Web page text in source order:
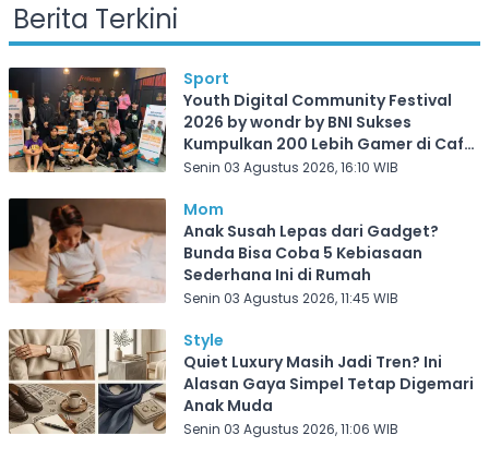
Berita Terkini
Sport
Youth Digital Community Festival
2026 by wondr by BNI Sukses
Kumpulkan 200 Lebih Gamer di Cafe
Frekuensi Depok
Senin 03 Agustus 2026, 16:10 WIB
Mom
Anak Susah Lepas dari Gadget?
Bunda Bisa Coba 5 Kebiasaan
Sederhana Ini di Rumah
Senin 03 Agustus 2026, 11:45 WIB
Style
Quiet Luxury Masih Jadi Tren? Ini
Alasan Gaya Simpel Tetap Digemari
Anak Muda
Senin 03 Agustus 2026, 11:06 WIB